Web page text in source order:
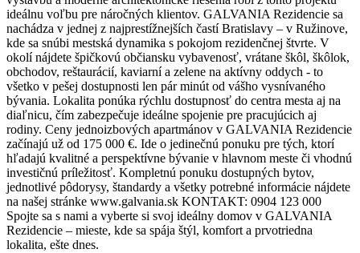
ideálnu voľbu pre náročných klientov. GALVANIA Rezidencie sa
nachádza v jednej z najprestížnejších častí Bratislavy – v Ružinove,
kde sa snúbi mestská dynamika s pokojom rezidenčnej štvrte. V
okolí nájdete špičkovú občiansku vybavenosť, vrátane škôl, škôlok,
obchodov, reštaurácií, kaviarní a zelene na aktívny oddych - to
všetko v pešej dostupnosti len pár minút od vášho vysnívaného
bývania. Lokalita ponúka rýchlu dostupnosť do centra mesta aj na
diaľnicu, čím zabezpečuje ideálne spojenie pre pracujúcich aj
rodiny. Ceny jednoizbových apartmánov v GALVANIA Rezidencie
začínajú už od 175 000 €. Ide o jedinečnú ponuku pre tých, ktorí
hľadajú kvalitné a perspektívne bývanie v hlavnom meste či vhodnú
investičnú príležitosť. Kompletnú ponuku dostupných bytov,
jednotlivé pôdorysy, štandardy a všetky potrebné informácie nájdete
na našej stránke www.galvania.sk KONTAKT: 0904 123 000
Spojte sa s nami a vyberte si svoj ideálny domov v GALVANIA
Rezidencie – mieste, kde sa spája štýl, komfort a prvotriedna
lokalita, ešte dnes.